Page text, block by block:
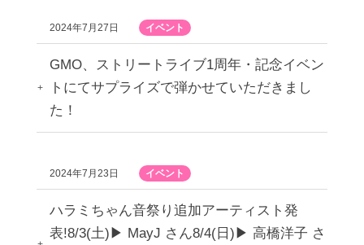
2024年7月27日 イベント
GMO、ストリートライブ1周年・記念イベン
トにてサプライズで弾かせていただきまし
た！
2024年7月23日 イベント
ハラミちゃん音祭り追加アーティスト発
表!8/3(土)▶︎ MayJ さん8/4(日)▶︎ 高橋洋子 さ